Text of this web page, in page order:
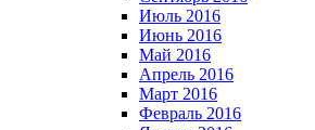
Июль 2016
Июнь 2016
Май 2016
Апрель 2016
Март 2016
Февраль 2016